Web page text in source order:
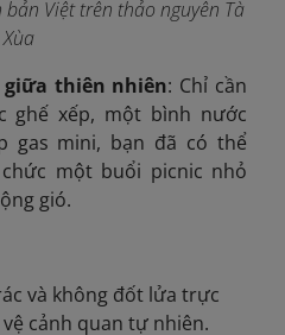
Việt trên thảo nguyên Tà
Xùa
thiên nhiên: Chỉ cần
ghế xếp, một bình nước
gas mini, bạn đã có thể
một buổi picnic nhỏ
gió.
và không đốt lửa trực
cảnh quan tự nhiên.